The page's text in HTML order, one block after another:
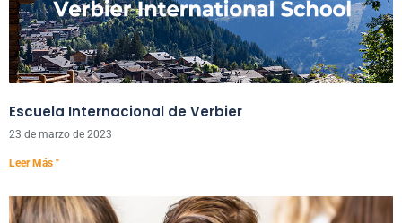
Escuela Internacional de Verbier
23 de marzo de 2023
Leer Más "